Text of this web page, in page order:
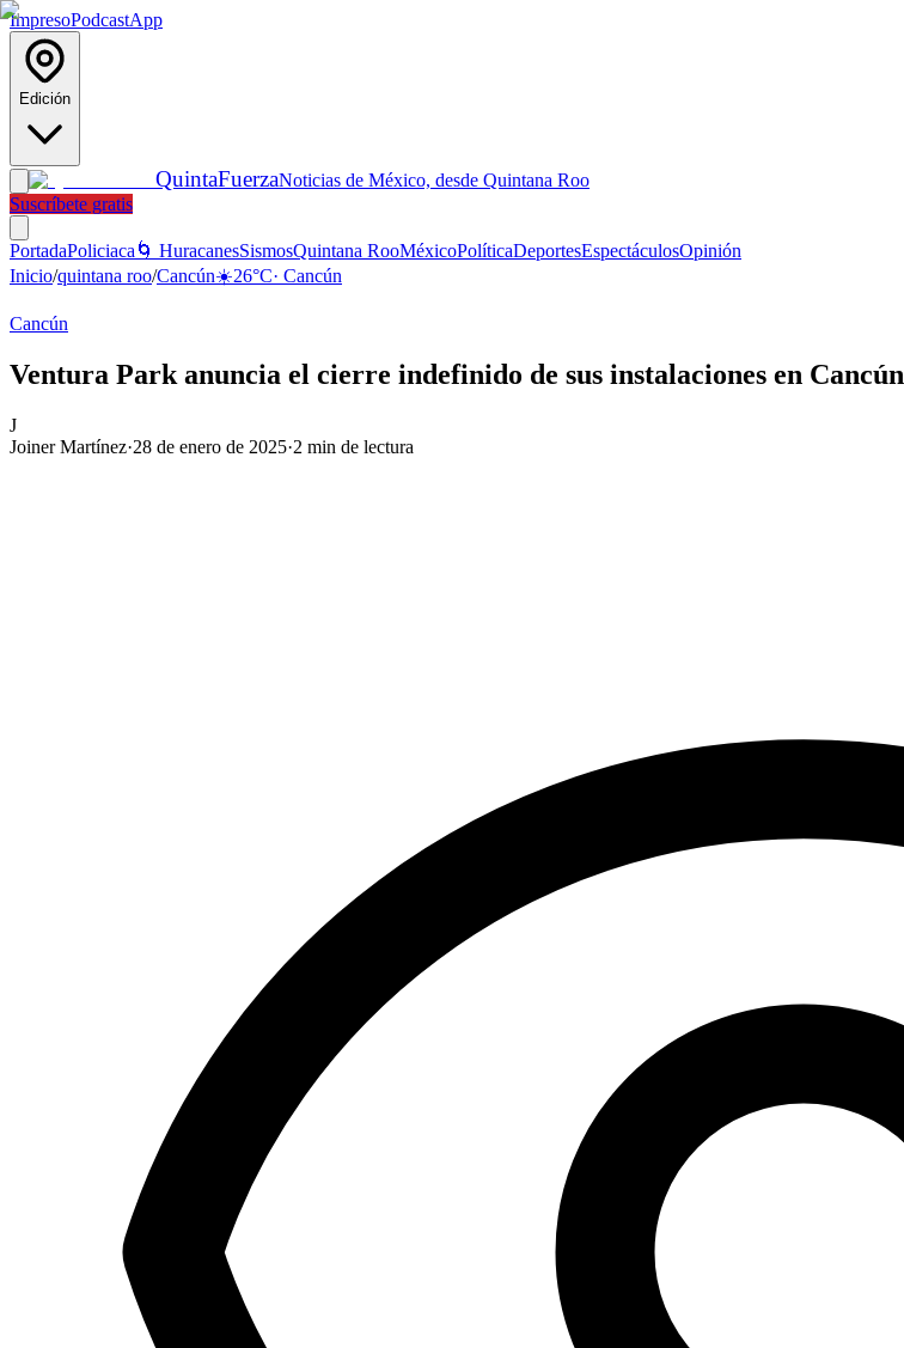
ImpresoPodcastApp
Edición
QuintaFuerzaNoticias de México, desde Quintana Roo
Suscríbete gratis
PortadaPoliciaca 🌀 HuracanesSismosQuintana RooMéxicoPolíticaDeportesEspectáculosOpinión
Inicio/quintana roo/Cancún☀️26°C· Cancún
Cancún
Ventura Park anuncia el cierre indefinido de sus instalaciones en Cancún
J
Joiner Martínez·28 de enero de 2025·2 min de lectura